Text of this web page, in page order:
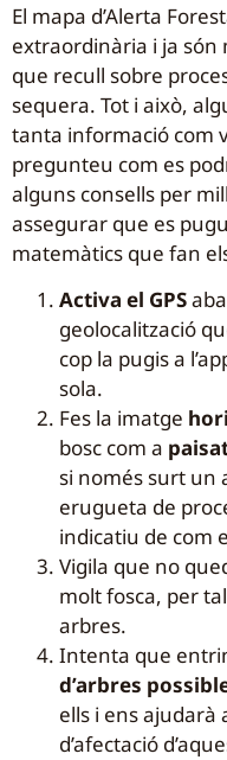
El mapa d’Alerta
extraordinària i ja són
que recull sobre
sequera. Tot i això,
tanta informació com
pregunteu com es
alguns consells per
assegurar que es
matemàtics que fan
Activa el GPS
geolocalització
cop la pugis a
sola.
Fes la imatge
bosc com a
si només surt un
erugueta de
indicatiu de com
Vigila que no
molt fosca, per
arbres.
Intenta que
d’arbres
ells i ens ajudarà
d’afectació